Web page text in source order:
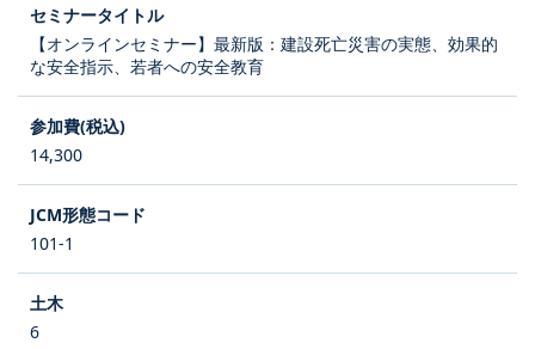
【オンラインセミナー】最新版：建設死亡災害の実態、効果的
な安全指示、若者への安全教育
14,300
101-1
6